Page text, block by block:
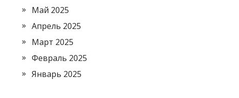
Май 2025
Апрель 2025
Март 2025
Февраль 2025
Январь 2025